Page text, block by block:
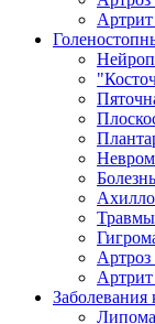
Артрит
Травмы
Артроз
Артрит
Заболевания
Липома